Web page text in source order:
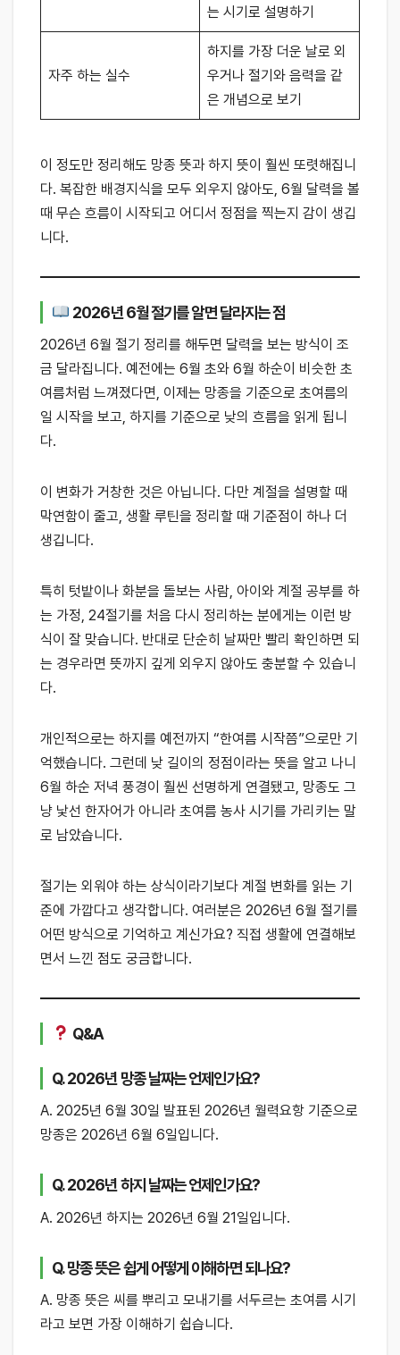
는 시기로 설명하기
자주 하는 실수
하지를 가장 더운 날로 외
우거나 절기와 음력을 같
은 개념으로 보기
이 정도만 정리해도 망종 뜻과 하지 뜻이 훨씬 또렷해집니
다. 복잡한 배경지식을 모두 외우지 않아도, 6월 달력을 볼
때 무슨 흐름이 시작되고 어디서 정점을 찍는지 감이 생깁
니다.
2026년 6월 절기를 알면 달라지는 점
2026년 6월 절기 정리를 해두면 달력을 보는 방식이 조
금 달라집니다. 예전에는 6월 초와 6월 하순이 비슷한 초
여름처럼 느껴졌다면, 이제는 망종을 기준으로 초여름의
일 시작을 보고, 하지를 기준으로 낮의 흐름을 읽게 됩니
다.
이 변화가 거창한 것은 아닙니다. 다만 계절을 설명할 때
막연함이 줄고, 생활 루틴을 정리할 때 기준점이 하나 더
생깁니다.
특히 텃밭이나 화분을 돌보는 사람, 아이와 계절 공부를 하
는 가정, 24절기를 처음 다시 정리하는 분에게는 이런 방
식이 잘 맞습니다. 반대로 단순히 날짜만 빨리 확인하면 되
는 경우라면 뜻까지 깊게 외우지 않아도 충분할 수 있습니
다.
개인적으로는 하지를 예전까지 “한여름 시작쯤”으로만 기
억했습니다. 그런데 낮 길이의 정점이라는 뜻을 알고 나니
6월 하순 저녁 풍경이 훨씬 선명하게 연결됐고, 망종도 그
냥 낯선 한자어가 아니라 초여름 농사 시기를 가리키는 말
로 남았습니다.
절기는 외워야 하는 상식이라기보다 계절 변화를 읽는 기
준에 가깝다고 생각합니다. 여러분은 2026년 6월 절기를
어떤 방식으로 기억하고 계신가요? 직접 생활에 연결해보
면서 느낀 점도 궁금합니다.
Q&A
Q. 2026년 망종 날짜는 언제인가요?
A. 2025년 6월 30일 발표된 2026년 월력요항 기준으로
망종은 2026년 6월 6일입니다.
Q. 2026년 하지 날짜는 언제인가요?
A. 2026년 하지는 2026년 6월 21일입니다.
Q. 망종 뜻은 쉽게 어떻게 이해하면 되나요?
A. 망종 뜻은 씨를 뿌리고 모내기를 서두르는 초여름 시기
라고 보면 가장 이해하기 쉽습니다.